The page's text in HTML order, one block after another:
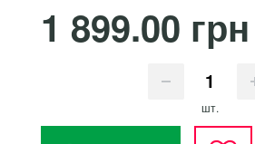
1 899.00 грн
шт.